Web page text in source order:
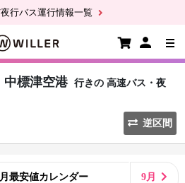
行バス運行情報一覧
中標津空港 行きの 高速バス・夜
逆区間
最安値カレンダー 9月